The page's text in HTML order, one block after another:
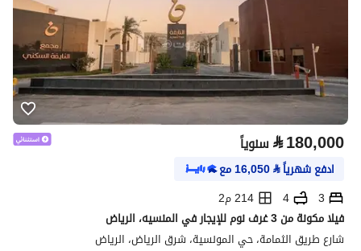
⃁180,000 سنوياً
ادفع شهرياً⃁
16,050مع
3
4
214 م2
فيلا مكونة من 3 غرف نوم للإيجار في المنسيه، الرياض
شارع طريق الثمامة، حي المونسية، شرق الرياض، الرياض